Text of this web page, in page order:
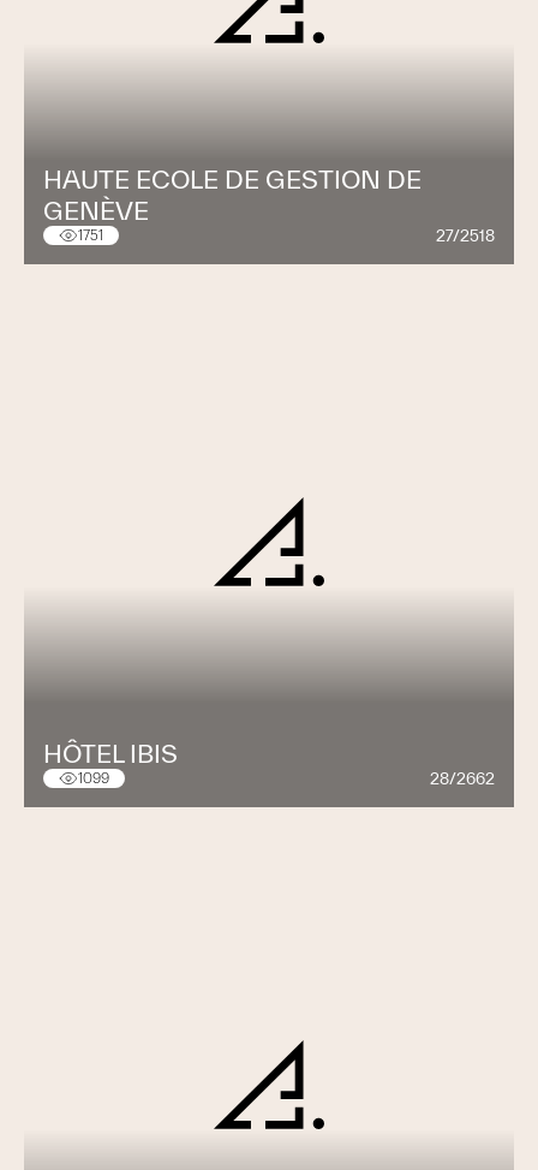
HAUTE ECOLE DE GESTION DE
GENÈVE
1751 27/2518
HÔTEL IBIS
1099 28/2662